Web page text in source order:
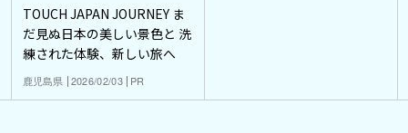
TOUCH JAPAN JOURNEY ま
だ見ぬ日本の美しい景色と 洗
練された体験、新しい旅へ
鹿児島県 2026/02/03 PR